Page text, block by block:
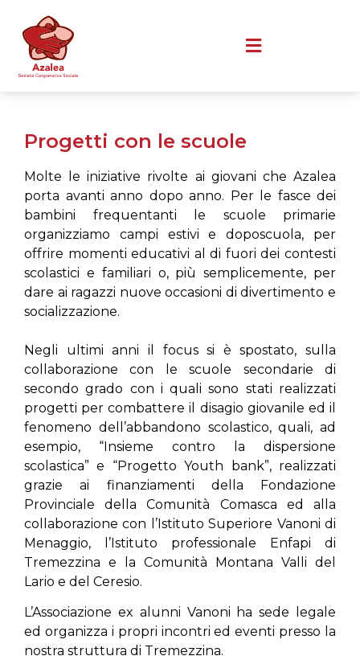
Progetti con le scuole
Molte le iniziative rivolte ai giovani che Azalea
porta avanti anno dopo anno. Per le fasce dei
bambini frequentanti le scuole primarie
organizziamo campi estivi e doposcuola, per
offrire momenti educativi al di fuori dei contesti
scolastici e familiari o, più semplicemente, per
dare ai ragazzi nuove occasioni di divertimento e
socializzazione.
Negli ultimi anni il focus si è spostato, sulla
collaborazione con le scuole secondarie di
secondo grado con i quali sono stati realizzati
progetti per combattere il disagio giovanile ed il
fenomeno dell’abbandono scolastico, quali, ad
esempio, “Insieme contro la dispersione
scolastica” e “Progetto Youth bank”, realizzati
grazie ai finanziamenti della Fondazione
Provinciale della Comunità Comasca ed alla
collaborazione con l’Istituto Superiore Vanoni di
Menaggio, l’Istituto professionale Enfapi di
Tremezzina e la Comunità Montana Valli del
Lario e del Ceresio.
L’Associazione ex alunni Vanoni ha sede legale
ed organizza i propri incontri ed eventi presso la
nostra struttura di Tremezzina.